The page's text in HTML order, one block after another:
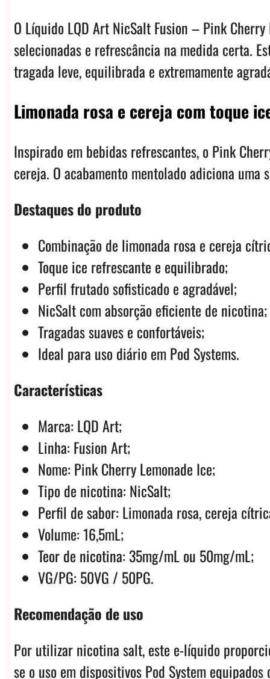
O Líquido LQD Art NicSalt Fusion – Pink
selecionadas e refrescância na medida certa.
tragada leve, equilibrada e extremamente
Limonada rosa e cereja com toque
Inspirado em bebidas refrescantes, o Pink
cereja. O acabamento mentolado adiciona
Destaques do produto
Combinação de limonada rosa e cereja
Toque ice refrescante e equilibrado;
Perfil frutado sofisticado e agradável;
NicSalt com absorção eficiente de nicotina;
Tragadas suaves e confortáveis;
Ideal para uso diário em Pod Systems.
Características
Marca: LQD Art;
Linha: Fusion Art;
Nome: Pink Cherry Lemonade Ice;
Tipo de nicotina: NicSalt;
Perfil de sabor: Limonada rosa, cereja
Volume: 16,5mL;
Teor de nicotina: 35mg/mL ou 50mg/mL;
VG/PG: 50VG / 50PG.
Recomendação de uso
Por utilizar nicotina salt, este e-líquido
se o uso em dispositivos Pod System